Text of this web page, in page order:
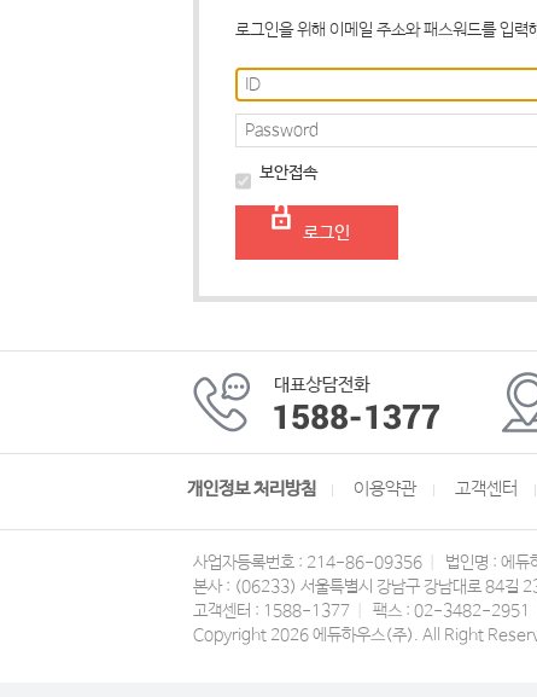
로그인을 위해 이메일 주소와 패스워드를 입력
보안접속
로그인
개인정보 처리방침 이용약관 고객센터
사업자등록번호 : 214-86-09356 법인명 : 에듀
본사 : (06233) 서울특별시 강남구 강남대로 84길
고객센터 : 1588-1377
팩스 : 02-3482-2951
Copyright 2026 에듀하우스(주). All Right